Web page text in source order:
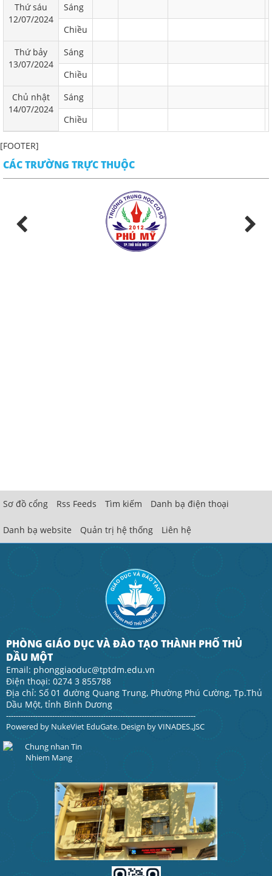
Thứ sáu
12/07/2024
Sáng
Chiều
Thứ bảy
13/07/2024
Sáng
Chiều
Chủ nhật
14/07/2024
Sáng
Chiều
[FOOTER]
CÁC TRƯỜNG TRỰC THUỘC
Sơ đồ cổng Rss Feeds Tìm kiếm Danh bạ điện thoại
Danh bạ website Quản trị hệ thống Liên hệ
PHÒNG GIÁO DỤC VÀ ĐÀO TẠO THÀNH PHỐ THỦ
DẦU MỘT
Email: phonggiaoduc@tptdm.edu.vn
Điện thoại: 0274 3 855788
Địa chỉ: Số 01 đường Quang Trung, Phường Phú Cường, Tp.Thủ
Dầu Một, tỉnh Bình Dương
------------------------------------------------------------------------------
Powered by NukeViet EduGate. Design byVINADES.,JSC